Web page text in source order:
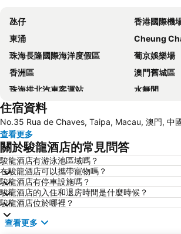
氹仔
香港國際機
東涌
Cheung
珠海長隆國際海洋度假區
葡京娛樂場
香洲區
澳門舊城區
珠海拱北汽車客運站
水舞間
大三巴牌坊
香港屯門
情侣路
珠海灣仔碼頭
Gongkoubeian
澳門外港客
澳門格蘭披治大賽車
澳門旅遊塔
斗門區
珠海金灣機場
金灣區
九洲港
議事廳前地
住宿資料
No.35 Rua de Chaves, Taipa, Macau, 澳門, 中
查看更多
關於駿龍酒店的常見問答
駿龍酒店有游泳池區域嗎？
在駿龍酒店可以攜帶寵物嗎？
駿龍酒店有停車設施嗎？
駿龍酒店的入住和退房時間是什麼時候？
駿龍酒店位於哪裡？
查看更多